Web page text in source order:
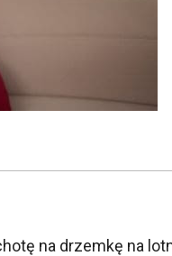
na drzemkę na